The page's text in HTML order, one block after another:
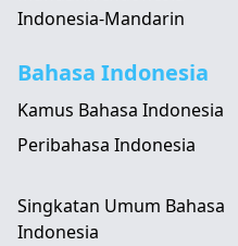
Indonesia-Mandarin
Bahasa Indonesia
Kamus Bahasa Indonesia
Peribahasa Indonesia
Singkatan Umum Bahasa
Indonesia